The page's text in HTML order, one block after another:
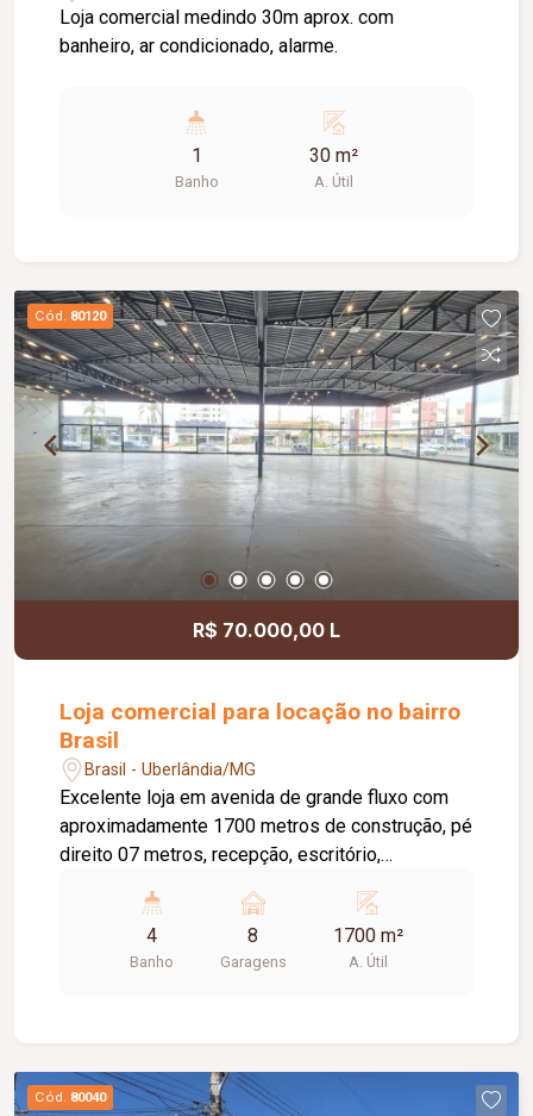
Loja comercial medindo 30m aprox. com
banheiro, ar condicionado, alarme.
1
Banho
30 m²
A. Útil
Cód. 80120
R$ 70.000,00 L
Loja comercial para locação no bairro
Brasil
Brasil - Uberlândia/MG
Excelente loja em avenida de grande fluxo com
aproximadamente 1700 metros de construção, pé
direito 07 metros, recepção, escritório,
acessibilidade, estacionamento frontal para 08
4
Banho
8
Garagens
1700 m²
A. Útil
Cód. 80040